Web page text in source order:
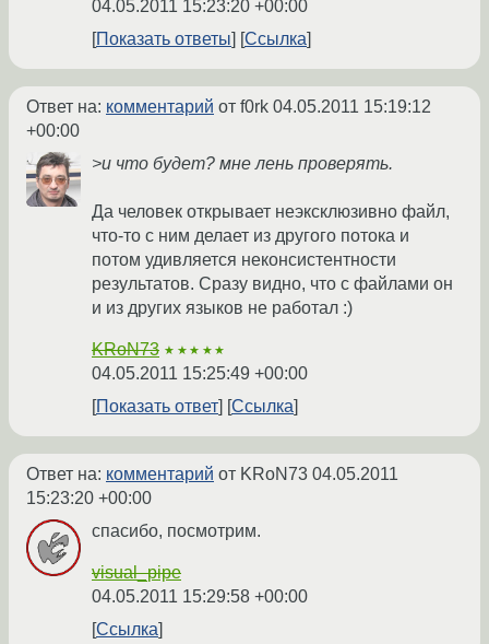
04.05.2011 15:23:20 +00:00
Показать ответы
Ссылка
Ответ на: комментарий от f0rk 04.05.2011 15:19:12
+00:00
>и что будет? мне лень проверять.
Да человек открывает неэксклюзивно файл,
что-то с ним делает из другого потока и
потом удивляется неконсистентности
результатов. Сразу видно, что с файлами он
и из других языков не работал :)
KRoN73 ★★★★★
04.05.2011 15:25:49 +00:00
Показать ответ
Ссылка
Ответ на: комментарий от KRoN73 04.05.2011
15:23:20 +00:00
спасибо, посмотрим.
visual_pipe
04.05.2011 15:29:58 +00:00
Ссылка